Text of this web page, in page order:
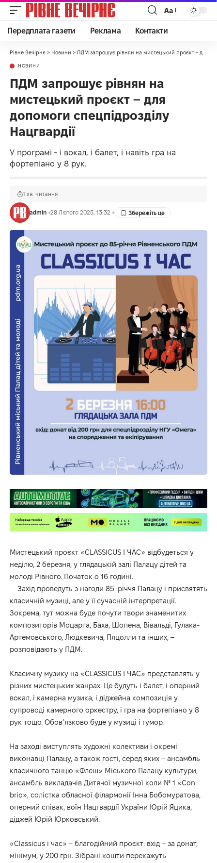
Аа
Передплата газети Реклама Контакти
Рівне Вечірнє > Новини > ПДМ запрошує рівнян на мистецький проєкт – для допомоги спецпідрозділу Нацгвардії
НОВИНИ
ПДМ запрошує рівнян на
мистецький проєкт – для
допомоги спецпідрозділу
Нацгвардії
У програмі - і вокал, і балет, і навіть гра на
фортепіано у 8 рук.
admin 28 Лютого 2025, 13:32
1 хв. читання
Мистецький проєкт «CLASSICUS І ЧАС» відбудеться у
неділю, 2 березня, у глядацькій залі Палацу дітей та
молоді Рівного. Початок о 16 годині.
– Захід проведуть з нагоди 85-річчя Палацу і присвятять
класичній музиці, але у її сучасній інтерпретації.
Зокрема, тут можна буде почути твори знаменитих
композиторів Моцарта, Баха, Шопена, Вівальді, Гулака-
Артемовського, Людкевича, Пяцолли та інших, –
розповідають у ПДМ.
Класичну музику на «CLASSICUS І ЧАС» представлять у
різних мистецьких жанрах. Це будуть і балет, і оперний
вокал, і камерна музика, і діджейна композиція у
супроводі камерного оркестру, і гра на фортепіано у 8
рук тощо. Обов’язково буде у музиці і гумор.
На заході виступлять художні колективи і окремі
виконавці Палацу, а також гості, серед яких – ансамбль
класичного танцю «Флеш» Міського Палацу культури,
ансамбль викладачів Дитячої музичної коли № 1 «Con
brio», солістка обласної філармонії Інна Бобомуратова,
оперний співак, воїн Нацгвардії України Юрій Яцика,
діджей Юрій Юрковський.
«Classicus і час» – благодійний проєкт: вхід – за донат,
мінімум, у 200 грн. Зібрані кошти перекажуть